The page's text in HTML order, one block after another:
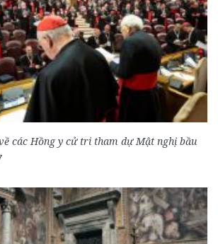
các Hồng y cử tri tham dự Mật nghị bầu